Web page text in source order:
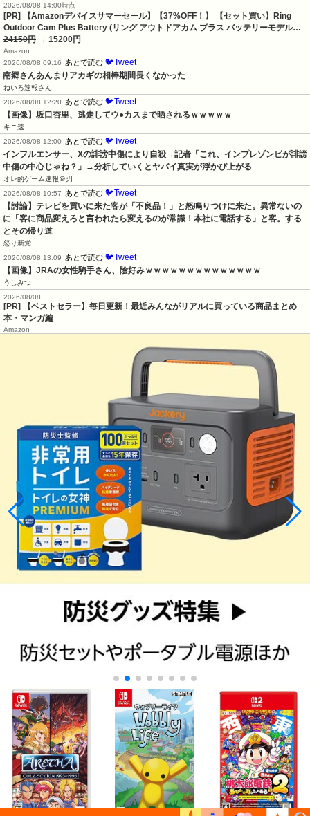
2026/08/08 14:00時点
[PR] 【Amazonデバイスサマーセール】【37%OFF！】 【セット買い】Ring
Outdoor Cam Plus Battery (リング アウトドアカム プラス バッテリーモデル…
24150円 → 15200円
Amazon
2026/08/08 09:16
あとで読む 🐦Tweet
南郷さんあんまりアカギの相棒期間長くなかった
ねいろ速報さん
2026/08/08 12:20
あとで読む 🐦Tweet
【画像】坂口杏里、逃走してウ●カスまで晒されるｗｗｗｗｗ
キニ速
2026/08/08 12:00
あとで読む 🐦Tweet
インフルエンサー、Xの誹謗中傷により自殺→記者「これ、インプレゾンビが誹謗
中傷の中心じゃね？」→分析していくとヤバイ真実が浮かび上がる
オレ的ゲーム速報＠刃
2026/08/08 10:57
あとで読む 🐦Tweet
【討論】テレビを買いに来た客が「不良品！」と怒鳴りつけに来た。異常ないの
に「客に商品変えろと言われたら変えるのが常識！本社に電話する」と客。する
とその帰り道
怒り新党
2026/08/08 13:09
あとで読む 🐦Tweet
【画像】JRAの女性騎手さん、陰好みｗｗｗｗｗｗｗｗｗｗｗｗｗｗ
うしみつ
2026/08/08
[PR] 【ベストセラー】毎日更新！最近みんながリアルに買っている商品まとめ
本・マンガ編
Amazon